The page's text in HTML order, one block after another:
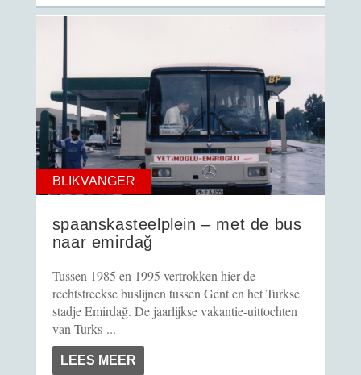
BLIKVANGER
spaanskasteelplein – met de bus
naar emirdağ
Tussen 1985 en 1995 vertrokken hier de
rechtstreekse buslijnen tussen Gent en het Turkse
stadje Emirdağ. De jaarlijkse vakantie-uittochten
van Turks-...
LEES MEER